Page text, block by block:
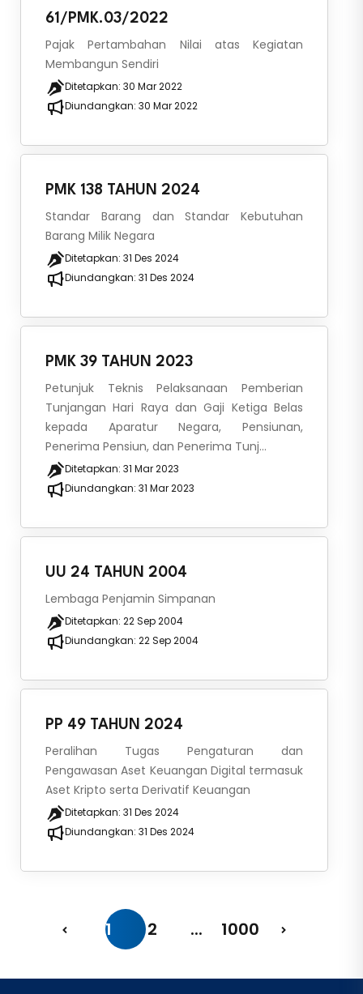
61/PMK.03/2022
Pajak Pertambahan Nilai atas Kegiatan
Membangun Sendiri
Ditetapkan: 30 Mar 2022
Diundangkan: 30 Mar 2022
PMK 138 TAHUN 2024
Standar Barang dan Standar Kebutuhan
Barang Milik Negara
Ditetapkan: 31 Des 2024
Diundangkan: 31 Des 2024
PMK 39 TAHUN 2023
Petunjuk Teknis Pelaksanaan Pemberian
Tunjangan Hari Raya dan Gaji Ketiga Belas
kepada Aparatur Negara, Pensiunan,
Penerima Pensiun, dan Penerima Tunj...
Ditetapkan: 31 Mar 2023
Diundangkan: 31 Mar 2023
UU 24 TAHUN 2004
Lembaga Penjamin Simpanan
Ditetapkan: 22 Sep 2004
Diundangkan: 22 Sep 2004
PP 49 TAHUN 2024
Peralihan Tugas Pengaturan dan
Pengawasan Aset Keuangan Digital termasuk
Aset Kripto serta Derivatif Keuangan
Ditetapkan: 31 Des 2024
Diundangkan: 31 Des 2024
1 2 ... 1000